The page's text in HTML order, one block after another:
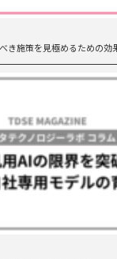
き施策を見極めるための効